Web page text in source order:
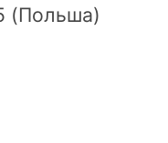
(Польша)